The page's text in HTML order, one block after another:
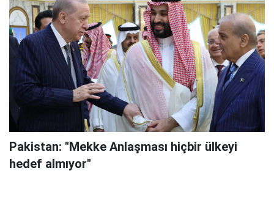
Pakistan: "Mekke Anlaşması hiçbir ülkeyi
hedef almıyor"